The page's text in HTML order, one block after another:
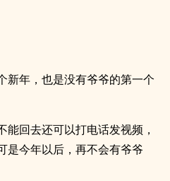
新年，也是没有爷爷的第一个
能回去还可以打电话发视频，
是今年以后，再不会有爷爷